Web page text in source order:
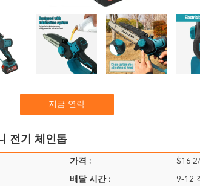
지금 연락
전기 체인톱
가격 :
배달 시간 : 9-12